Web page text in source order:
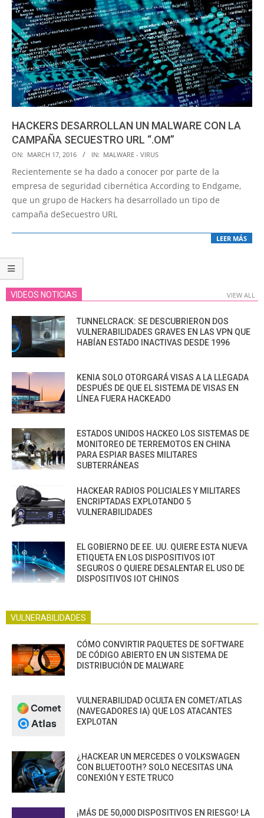
HACKERS DESARROLLAN UN MALWARE CON LA
CAMPAÑA SECUESTRO URL “.OM”
2016-
03-
ON: MARCH 17, 2016 IN: MALWARE - VIRUS
Recientemente se ha dado a conocer por parte de la
empresa de seguridad cibernética According to Endgame,
que un grupo de Hackers ha desarrollado un tipo de
campaña deSecuestro URL
LEER MÁS
VIDEOS NOTICIAS VIEW ALL
TUNNELCRACK: SE DESCUBRIERON DOS
VULNERABILIDADES GRAVES EN LAS VPN QUE
HABÍAN ESTADO INACTIVAS DESDE 1996
KENIA SOLO OTORGARÁ VISAS A LA LLEGADA
DESPUÉS DE QUE EL SISTEMA DE VISAS EN
LÍNEA FUERA HACKEADO
ESTADOS UNIDOS HACKEO LOS SISTEMAS DE
MONITOREO DE TERREMOTOS EN CHINA
PARA ESPIAR BASES MILITARES
SUBTERRÁNEAS
HACKEAR RADIOS POLICIALES Y MILITARES
ENCRIPTADAS EXPLOTANDO 5
VULNERABILIDADES
EL GOBIERNO DE EE. UU. QUIERE ESTA NUEVA
ETIQUETA EN LOS DISPOSITIVOS IOT
SEGUROS O QUIERE DESALENTAR EL USO DE
DISPOSITIVOS IOT CHINOS
VULNERABILIDADES
CÓMO CONVIRTIR PAQUETES DE SOFTWARE
DE CÓDIGO ABIERTO EN UN SISTEMA DE
DISTRIBUCIÓN DE MALWARE
VULNERABILIDAD OCULTA EN COMET/ATLAS
(NAVEGADORES IA) QUE LOS ATACANTES
EXPLOTAN
¿HACKEAR UN MERCEDES O VOLKSWAGEN
CON BLUETOOTH? SOLO NECESITAS UNA
CONEXIÓN Y ESTE TRUCO
¡MÁS DE 50,000 DISPOSITIVOS EN RIESGO! LA